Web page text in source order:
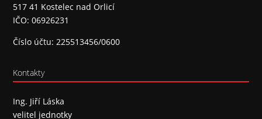
517 41 Kostelec nad Orlicí
IČO: 06926231
Číslo účtu: 225513456/0600
Kontakty
Ing. Jiří Láska
velitel jednotky